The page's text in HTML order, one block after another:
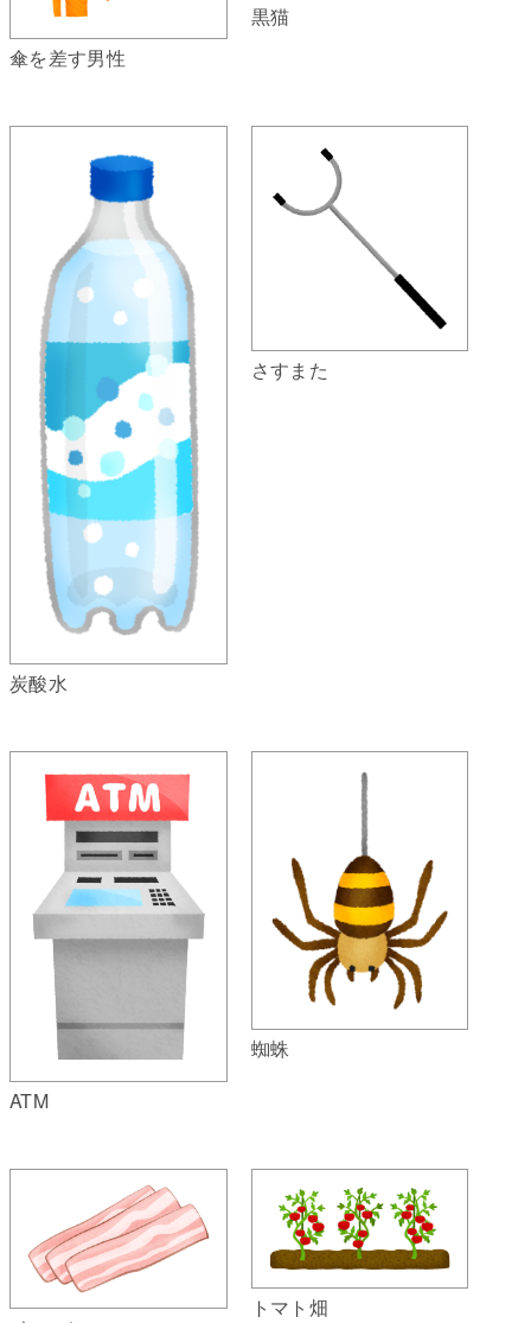
傘を差す男性
黒猫
炭酸水
さすまた
ATM
蜘蛛
トマト畑